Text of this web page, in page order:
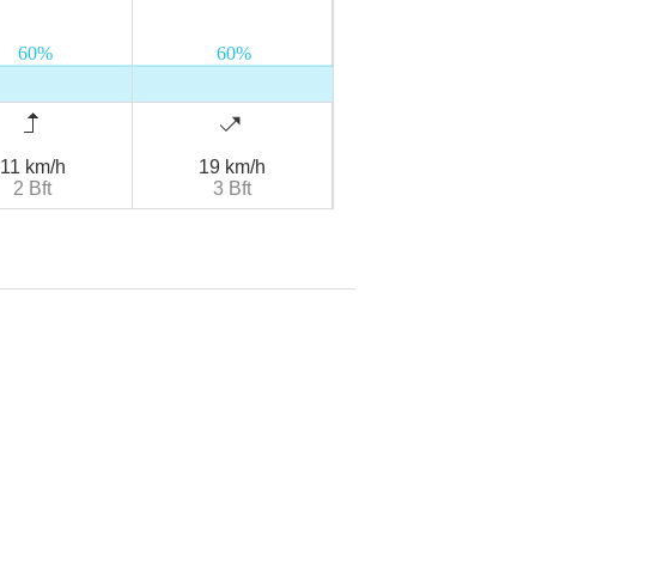
11 km/h
2 Bft
19 km/h
3 Bft